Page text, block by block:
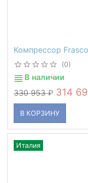
Компрессор
(0)
В наличии
330 953
314
В КОРЗИНУ
Италия